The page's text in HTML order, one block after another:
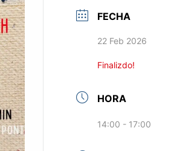
FECHA
22 Feb 2026
Finalizdo!
HORA
14:00 - 17:00